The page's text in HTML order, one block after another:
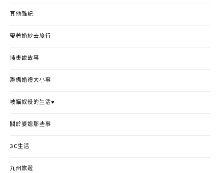
其他雜記
帶著婚紗去旅行
插畫說故事
籌備婚禮大小事
被貓奴役的生活♥
關於婆媳那些事
3C生活
九州旅遊